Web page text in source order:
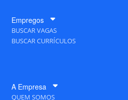
Empregos
BUSCAR VAGAS
BUSCAR CURRÍCULOS
A Empresa
QUEM SOMOS